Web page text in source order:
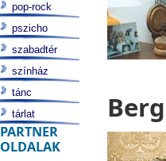
pop-rock
pszicho
szabadtér
színház
tánc
tárlat
PARTNER
OLDALAK